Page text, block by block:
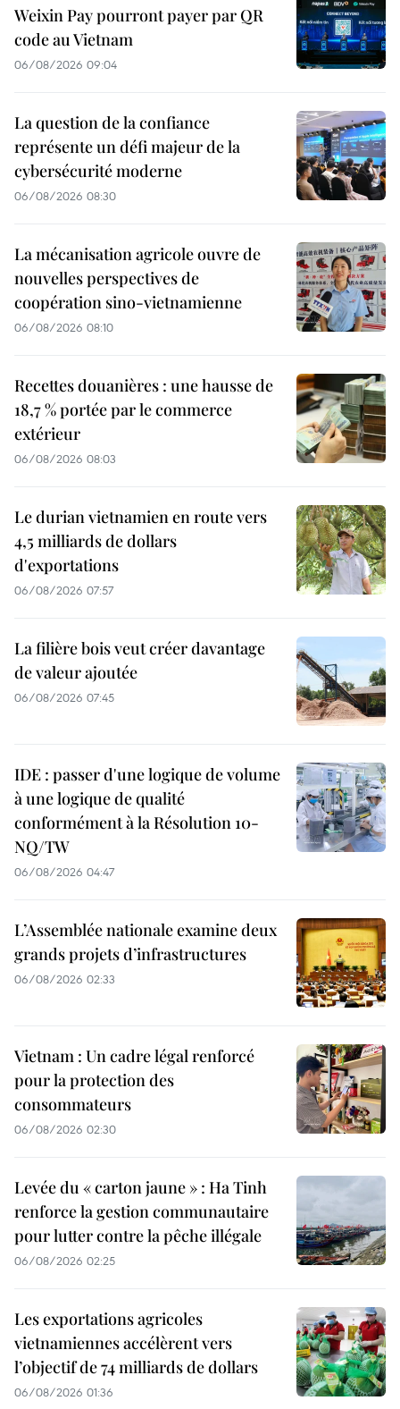
Weixin Pay pourront payer par QR
code au Vietnam
06/08/2026 09:04
La question de la confiance
représente un défi majeur de la
cybersécurité moderne
06/08/2026 08:30
La mécanisation agricole ouvre de
nouvelles perspectives de
coopération sino-vietnamienne
06/08/2026 08:10
Recettes douanières : une hausse de
18,7 % portée par le commerce
extérieur
06/08/2026 08:03
Le durian vietnamien en route vers
4,5 milliards de dollars
d'exportations
06/08/2026 07:57
La filière bois veut créer davantage
de valeur ajoutée
06/08/2026 07:45
IDE : passer d'une logique de volume
à une logique de qualité
conformément à la Résolution 10-
NQ/TW
06/08/2026 04:47
L’Assemblée nationale examine deux
grands projets d’infrastructures
06/08/2026 02:33
Vietnam : Un cadre légal renforcé
pour la protection des
consommateurs
06/08/2026 02:30
Levée du « carton jaune » : Ha Tinh
renforce la gestion communautaire
pour lutter contre la pêche illégale
06/08/2026 02:25
Les exportations agricoles
vietnamiennes accélèrent vers
l’objectif de 74 milliards de dollars
06/08/2026 01:36